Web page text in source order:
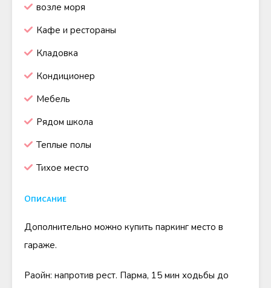
возле моря
Кафе и рестораны
Кладовка
Кондиционер
Мебель
Рядом школа
Теплые полы
Тихое место
Описание
Дополнительно можно купить паркинг место в
гараже.
Раойн: напротив рест. Парма, 15 мин ходьбы до